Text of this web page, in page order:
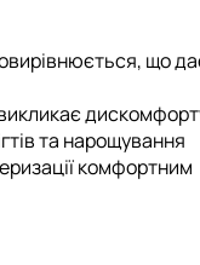
що
та нарощування
комфортним